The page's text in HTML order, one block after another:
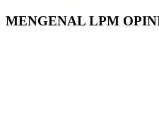
MENGENAL LPM